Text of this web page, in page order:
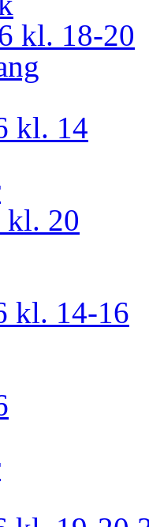
kl. 18-20
kl. 14
kl. 20
kl. 14-16